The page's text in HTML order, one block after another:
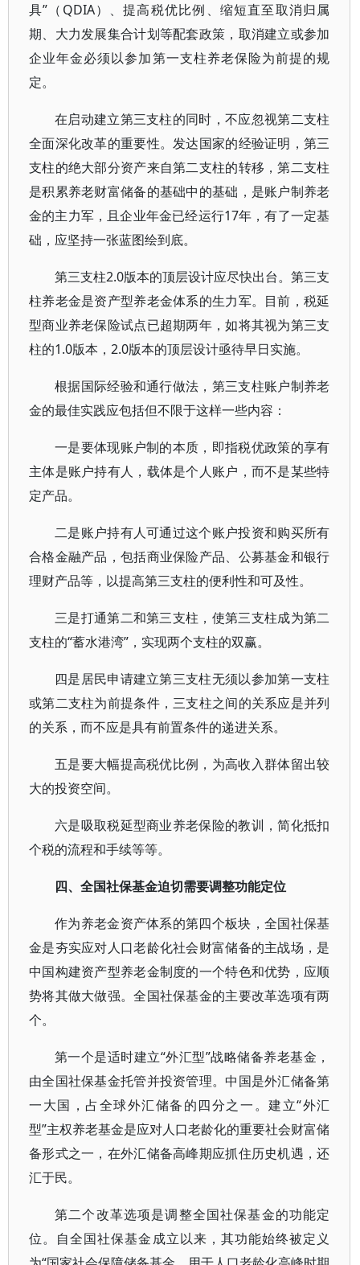
具”（QDIA）、提高税优比例、缩短直至取消归属
期、大力发展集合计划等配套政策，取消建立或参加
企业年金必须以参加第一支柱养老保险为前提的规
定。
在启动建立第三支柱的同时，不应忽视第二支柱
全面深化改革的重要性。发达国家的经验证明，第三
支柱的绝大部分资产来自第二支柱的转移，第二支柱
是积累养老财富储备的基础中的基础，是账户制养老
金的主力军，且企业年金已经运行17年，有了一定基
础，应坚持一张蓝图绘到底。
第三支柱2.0版本的顶层设计应尽快出台。第三支
柱养老金是资产型养老金体系的生力军。目前，税延
型商业养老保险试点已超期两年，如将其视为第三支
柱的1.0版本，2.0版本的顶层设计亟待早日实施。
根据国际经验和通行做法，第三支柱账户制养老
金的最佳实践应包括但不限于这样一些内容：
一是要体现账户制的本质，即指税优政策的享有
主体是账户持有人，载体是个人账户，而不是某些特
定产品。
二是账户持有人可通过这个账户投资和购买所有
合格金融产品，包括商业保险产品、公募基金和银行
理财产品等，以提高第三支柱的便利性和可及性。
三是打通第二和第三支柱，使第三支柱成为第二
支柱的“蓄水港湾”，实现两个支柱的双赢。
四是居民申请建立第三支柱无须以参加第一支柱
或第二支柱为前提条件，三支柱之间的关系应是并列
的关系，而不应是具有前置条件的递进关系。
五是要大幅提高税优比例，为高收入群体留出较
大的投资空间。
六是吸取税延型商业养老保险的教训，简化抵扣
个税的流程和手续等等。
四、全国社保基金迫切需要调整功能定位
作为养老金资产体系的第四个板块，全国社保基
金是夯实应对人口老龄化社会财富储备的主战场，是
中国构建资产型养老金制度的一个特色和优势，应顺
势将其做大做强。全国社保基金的主要改革选项有两
个。
第一个是适时建立“外汇型”战略储备养老基金，
由全国社保基金托管并投资管理。中国是外汇储备第
一大国，占全球外汇储备的四分之一。建立“外汇
型”主权养老基金是应对人口老龄化的重要社会财富储
备形式之一，在外汇储备高峰期应抓住历史机遇，还
汇于民。
第二个改革选项是调整全国社保基金的功能定
位。自全国社保基金成立以来，其功能始终被定义